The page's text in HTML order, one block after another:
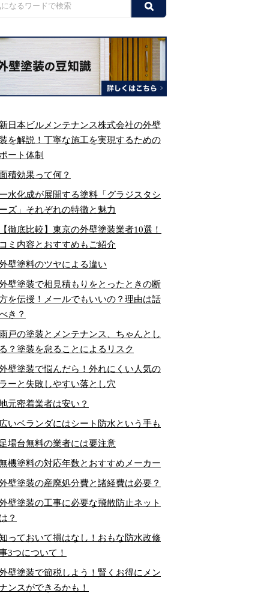
新日本ビルメンテナンス株式会社の外壁
を解説！丁寧な施工を実現するための
ート体制
積効果って何？
水化成が展開する塗料「グラジスタシ
ズ」それぞれの特徴と魅力
【徹底比較】東京の外壁塗装業者10選！
ミ内容とおすすめもご紹介
壁塗料のツヤによる違い
壁塗装で相見積もりをとったときの断
を伝授！メールでもいいの？理由は話
き？
戸の塗装とメンテナンス、ちゃんとし
？塗装を怠ることによるリスク
壁塗装で悩んだら！外れにくい人気の
ーと失敗しやすい落とし穴
元密着業者は安い？
広いベランダにはシート防水という手も
足場台無料の業者には要注意
機塗料の対応年数とおすすめメーカー
壁塗装の産廃処分費と諸経費は必要？
壁塗装の工事に必要な飛散防止ネット
？
っておいて損はなし！おもな防水改修
3つについて！
壁塗装で節税しよう！賢くお得にメン
ンスができるかも！